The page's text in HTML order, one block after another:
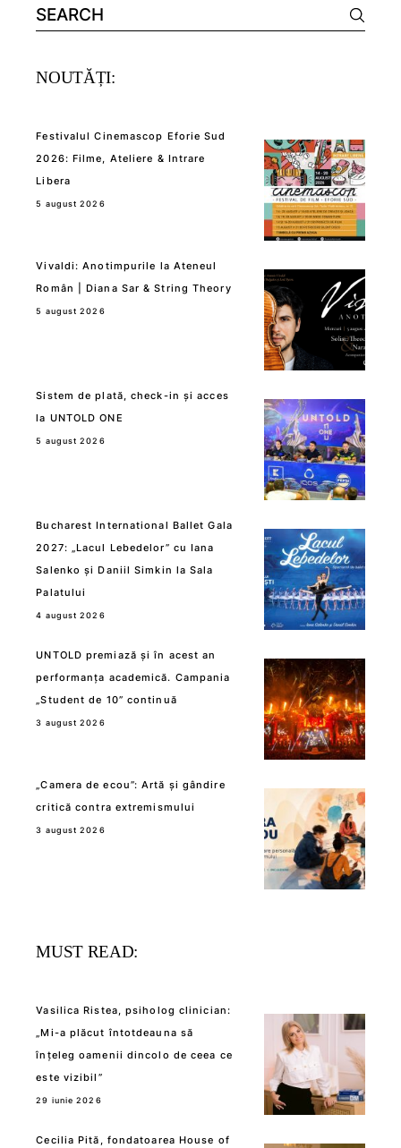
Search
for:
NOUTĂȚI:
Festivalul Cinemascop Eforie Sud
2026: Filme, Ateliere & Intrare
Libera
5 august 2026
Vivaldi: Anotimpurile la Ateneul
Român | Diana Sar & String Theory
5 august 2026
Sistem de plată, check-in și acces
la UNTOLD ONE
5 august 2026
Bucharest International Ballet Gala
2027: „Lacul Lebedelor” cu Iana
Salenko și Daniil Simkin la Sala
Palatului
4 august 2026
UNTOLD premiază și în acest an
performanța academică. Campania
„Student de 10” continuă
3 august 2026
„Camera de ecou”: Artă și gândire
critică contra extremismului
3 august 2026
MUST READ:
Vasilica Ristea, psiholog clinician:
„Mi-a plăcut întotdeauna să
înțeleg oamenii dincolo de ceea ce
este vizibil”
29 iunie 2026
Cecilia Pită, fondatoarea House of